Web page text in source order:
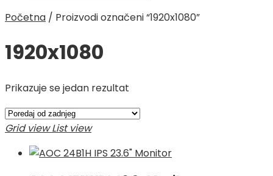
Početna / Proizvodi označeni “1920x1080”
1920x1080
Prikazuje se jedan rezultat
Grid view List view